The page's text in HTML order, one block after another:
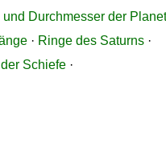
Durchmesser der
· Ringe des Saturns ·
Schiefe ·